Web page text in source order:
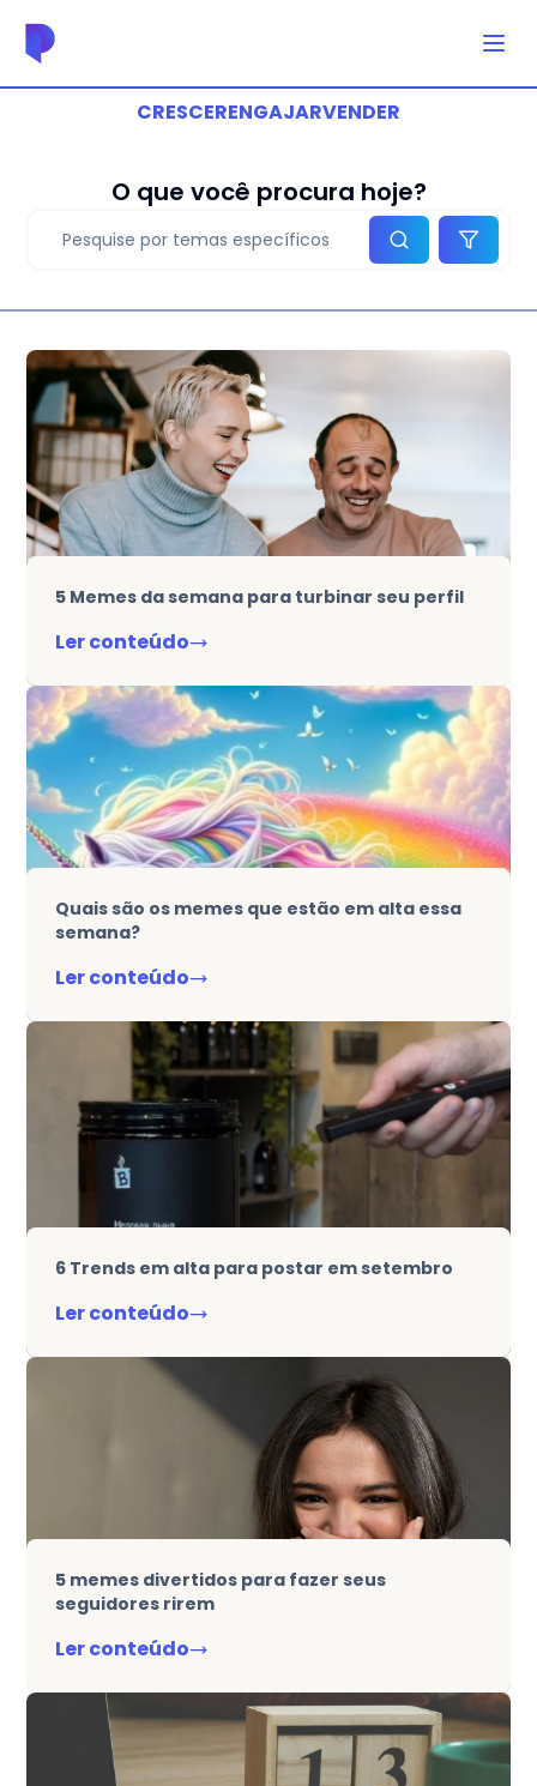
CRESCERENGAJARVENDER
O que você procura hoje?
5 Memes da semana para turbinar seu perfil
Ler conteúdo
Quais são os memes que estão em alta essa
semana?
Ler conteúdo
6 Trends em alta para postar em setembro
Ler conteúdo
5 memes divertidos para fazer seus
seguidores rirem
Ler conteúdo